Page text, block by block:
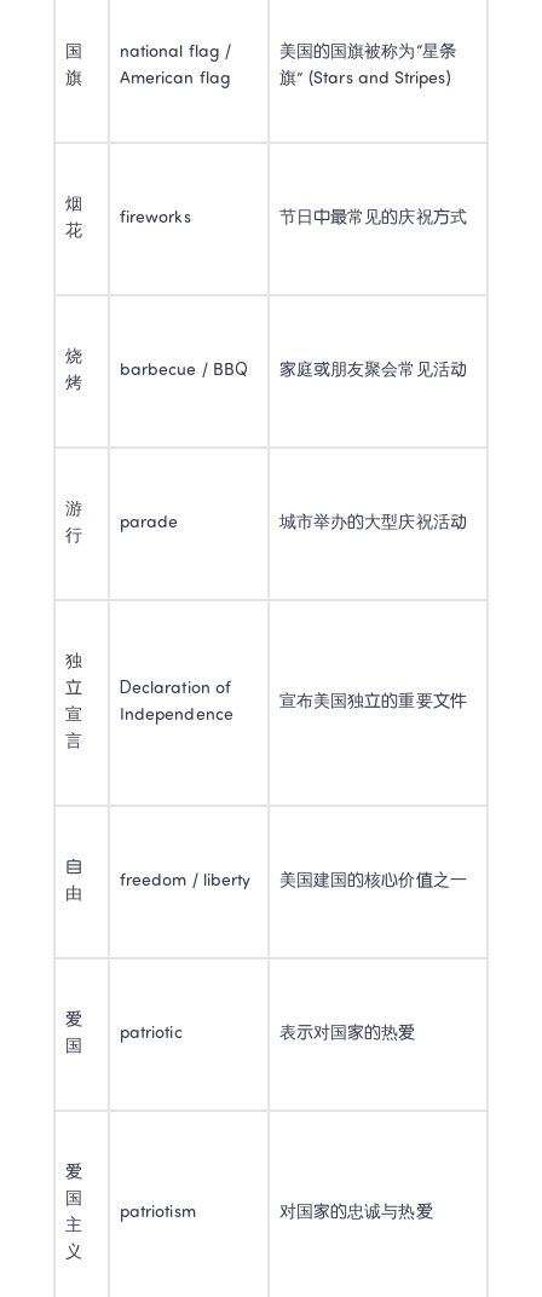
国
旗
national flag /
American flag
美国的国旗被称为“星条
旗” (Stars and Stripes)
烟
花
fireworks 节日中最常见的庆祝方式
烧
烤
barbecue / BBQ 家庭或朋友聚会常见活动
游
行
parade 城市举办的大型庆祝活动
独
立
宣
言
Declaration of
Independence
宣布美国独立的重要文件
自
由
freedom / liberty 美国建国的核心价值之一
爱
国
patriotic 表示对国家的热爱
爱
国
主
义
patriotism 对国家的忠诚与热爱